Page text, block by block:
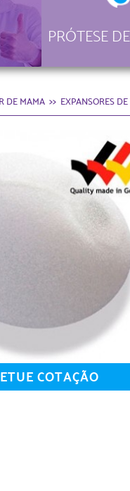
PRÓTESE
DE MAMA EXPANSORES
COTAÇÃO